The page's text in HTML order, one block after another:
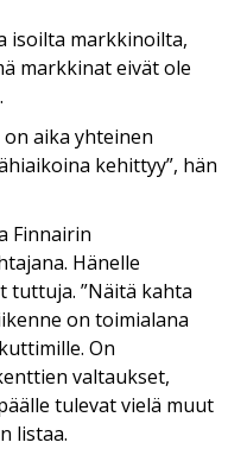
isoilta markkinoilta,
markkinat eivät ole
aika yhteinen
kehittyy”, hän
Finnairin
Hänelle
tuttuja. ”Näitä kahta
on toimialana
On
valtaukset,
tulevat vielä muut
listaa.